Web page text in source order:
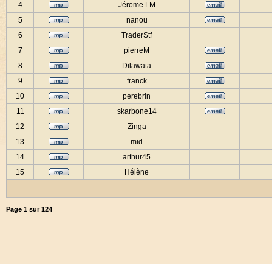
4
Jérome LM
5
nanou
6
TraderStf
7
pierreM
8
Dilawata
9
franck
10
perebrin
11
skarbone14
12
Zinga
13
mid
14
arthur45
15
Hélène
Page 1 sur124